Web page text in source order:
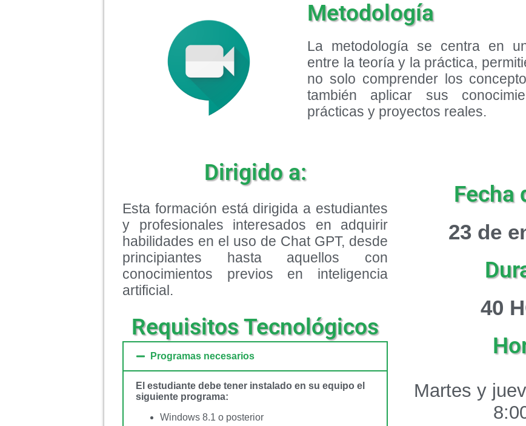
Metodología
La metodología se centra en
entre la teoría y la práctica,
no solo comprender los
también aplicar sus
prácticas y proyectos reales.
Dirigido a:
Esta formación está dirigida a estudiantes
y profesionales interesados en adquirir
habilidades en el uso de Chat GPT, desde
principiantes hasta aquellos con
conocimientos previos en inteligencia
artificial.
Requisitos Tecnológicos
Programas necesarios
El estudiante debe tener instalado en su equipo el
siguiente programa:
Windows 8.1 o posterior
Fecha
23 de
40
Martes y